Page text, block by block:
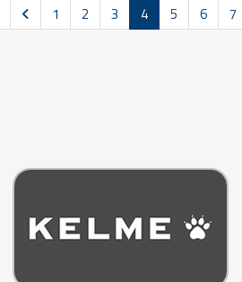
1 2 3 4 5 6 7